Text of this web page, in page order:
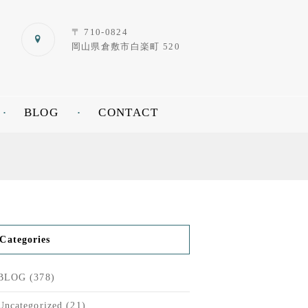
〒 710-0824
岡山県倉敷市白楽町 520
BLOG CONTACT
Categories
(378)
(21)